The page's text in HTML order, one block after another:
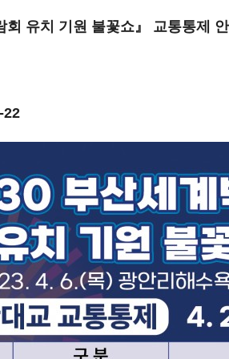
회 유치 기원 불꽃쇼』 교통통제
22